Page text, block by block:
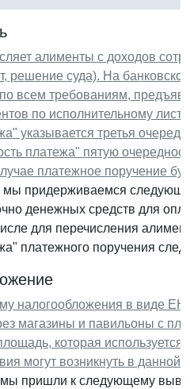
алименты с доходов
решение суда). На
всем требованиям,
по исполнительному
указывается третья
платежа" пятую
платежное поручение
придерживаемся
денежных средств для
для перечисления
платежного поручения
налогообложения в виде
магазины и павильоны с
которая
могут возникнуть в данной
пришли к следующему